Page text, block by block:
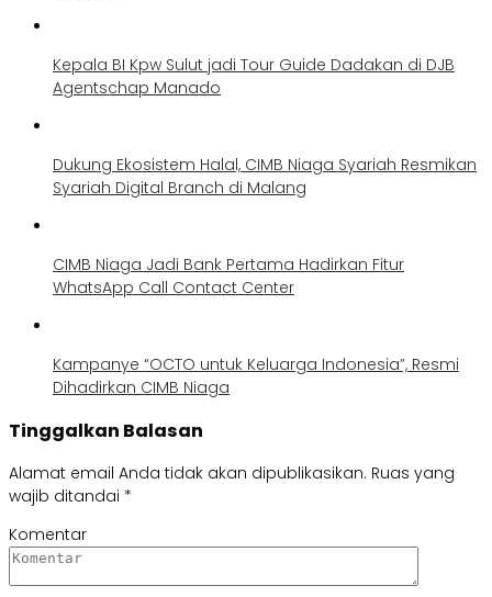
Kepala BI Kpw Sulut jadi Tour Guide Dadakan di DJB
Agentschap Manado
Dukung Ekosistem Halal, CIMB Niaga Syariah Resmikan
Syariah Digital Branch di Malang
CIMB Niaga Jadi Bank Pertama Hadirkan Fitur
WhatsApp Call Contact Center
Kampanye “OCTO untuk Keluarga Indonesia”, Resmi
Dihadirkan CIMB Niaga
Tinggalkan Balasan
Alamat email Anda tidak akan dipublikasikan. Ruas yang
wajib ditandai *
Komentar